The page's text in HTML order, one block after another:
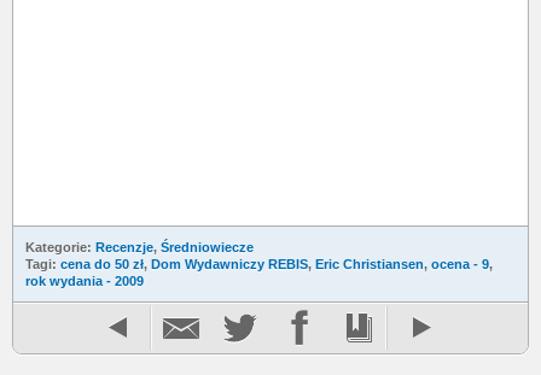
Kategorie: Recenzje, Średniowiecze
Tagi: cena do 50 zł, Dom Wydawniczy REBIS, Eric Christiansen, ocena - 9,
rok wydania - 2009